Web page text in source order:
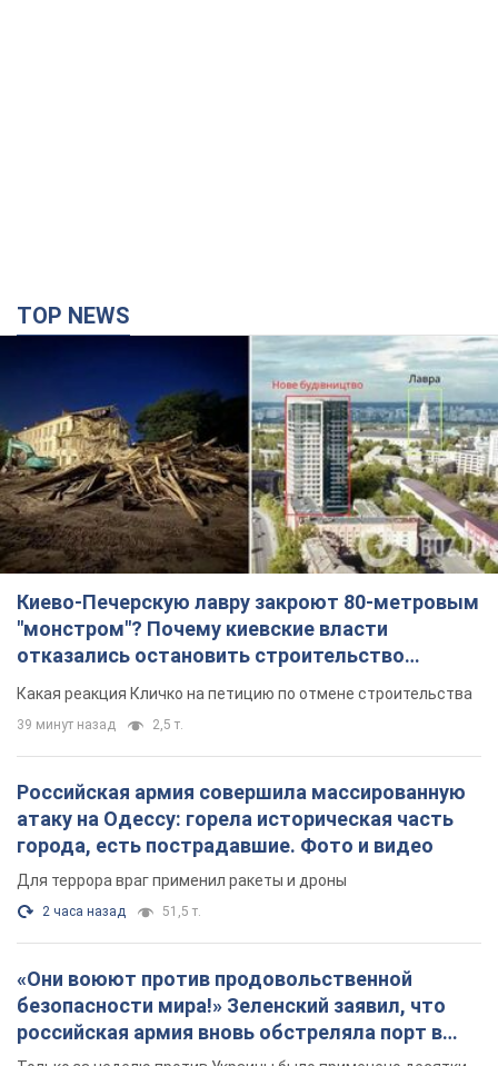
TOP NEWS
Киево-Печерскую лавру закроют 80-метровым
"монстром"? Почему киевские власти
отказались остановить строительство
небоскреба "московского верующего"
Какая реакция Кличко на петицию по отмене строительства
39 минут назад 2,5 т.
Российская армия совершила массированную
атаку на Одессу: горела историческая часть
города, есть пострадавшие. Фото и видео
Для террора враг применил ракеты и дроны
2 часа назад 51,5 т.
«Они воюют против продовольственной
безопасности мира!» Зеленский заявил, что
российская армия вновь обстреляла порт в
Одессе